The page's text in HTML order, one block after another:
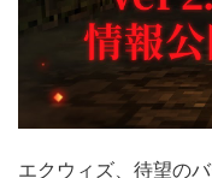
エクウィズ、待望の